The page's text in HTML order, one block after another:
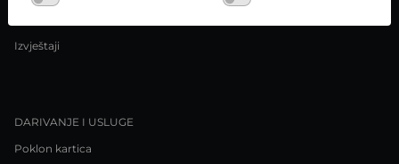
Izvještaji
DARIVANJE I USLUGE
Poklon kartica